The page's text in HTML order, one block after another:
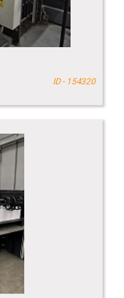
ID - 154320